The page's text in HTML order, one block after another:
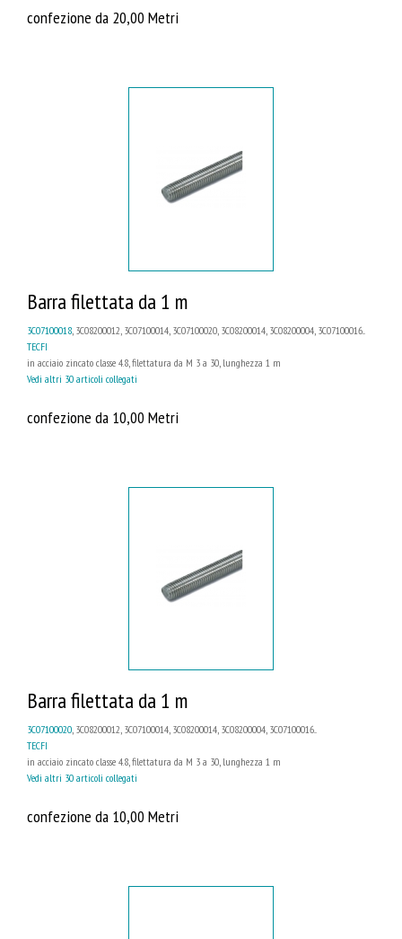
confezione da 20,00 Metri
Barra filettata da 1 m
3C07100018 , 3C08200012, 3C07100014, 3C07100020, 3C08200014, 3C08200004, 3C07100016...
TECFI
in acciaio zincato classe 4.8, filettatura da M 3 a 30, lunghezza 1 m
Vedi altri 30 articoli collegati
confezione da 10,00 Metri
Barra filettata da 1 m
3C07100020, 3C08200012, 3C07100014, 3C08200014, 3C08200004, 3C07100016...
TECFI
in acciaio zincato classe 4.8, filettatura da M 3 a 30, lunghezza 1 m
Vedi altri 30 articoli collegati
confezione da 10,00 Metri